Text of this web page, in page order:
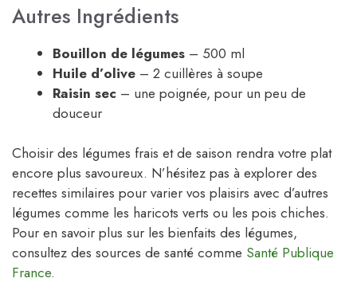
Autres Ingrédients
Bouillon de légumes – 500 ml
Huile d’olive – 2 cuillères à soupe
Raisin sec – une poignée, pour un peu de
douceur
Choisir des légumes frais et de saison rendra votre plat
encore plus savoureux. N’hésitez pas à explorer des
recettes similaires pour varier vos plaisirs avec d’autres
légumes comme les haricots verts ou les pois chiches.
Pour en savoir plus sur les bienfaits des légumes,
consultez des sources de santé comme Santé Publique
France.